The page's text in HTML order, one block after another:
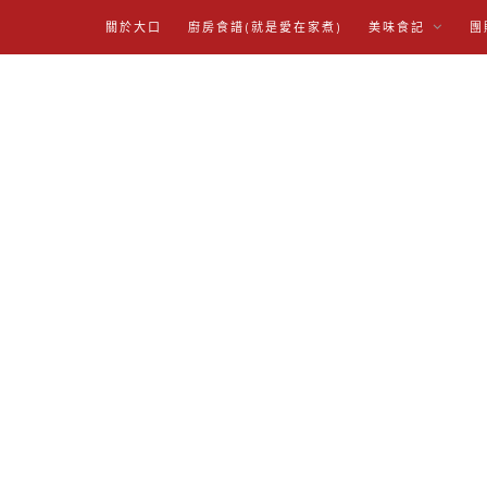
關於大口 廚房食譜(就是愛在家煮) 美味食記